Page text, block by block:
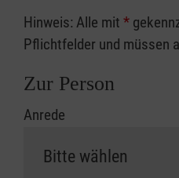
Hinweis: Alle mit *
Pflichtfelder und müssen
Zur Person
Anrede